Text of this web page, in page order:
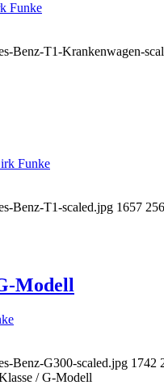
Funke
Benz-T1-Krankenwagen-
Funke
Benz-T1-scaled.jpg 1657
Modell
Benz-G300-scaled.jpg 1742
/ G-Modell